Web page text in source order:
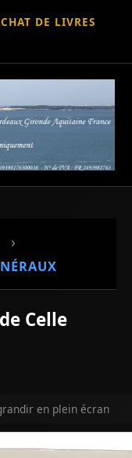
DE LIVRES
›
Celle
en plein écran